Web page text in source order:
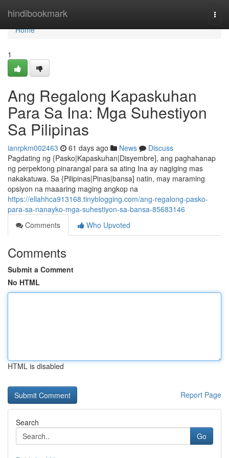
hindibookmark
Home
Home
1
Ang Regalong Kapaskuhan
Para Sa Ina: Mga Suhestiyon
Sa Pilipinas
ianrpkm002463 61 days ago News
Discuss
Pagdating ng {Pasko|Kapaskuhan|Disyembre], ang paghahanap
ng perpektong pinarangal para sa ating Ina ay nagiging mas
nakakatuwa. Sa {Pilipinas|Pinas|bansa] natin, may maraming
opsiyon na maaaring maging angkop na
https://ellahhca913168.tinyblogging.com/ang-regalong-pasko-
para-sa-nanayko-mga-suhestiyon-sa-bansa-85683146
Comments
Who Upvoted
Comments
Submit a Comment
No HTML
HTML is disabled
Report Page
Search
Go